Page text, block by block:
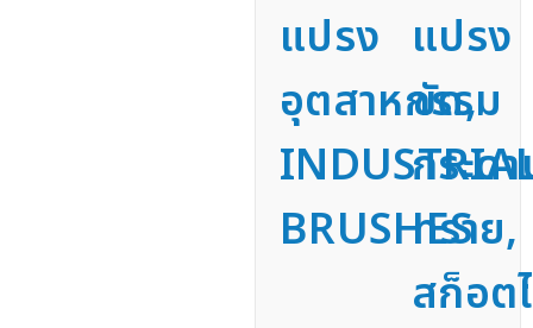
แปรง
อุตสาหกรรม
BRUSHES
แปรง
ขัด,
กระด
ทราย,
สก็อต